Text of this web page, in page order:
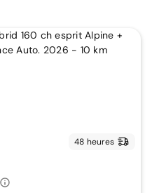
48 heures